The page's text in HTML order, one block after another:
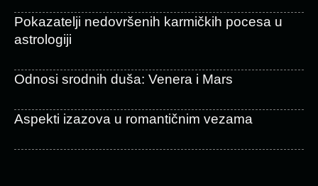
Pokazatelji nedovršenih karmičkih pocesa u
astrologiji
Odnosi srodnih duša: Venera i Mars
Aspekti izazova u romantičnim vezama